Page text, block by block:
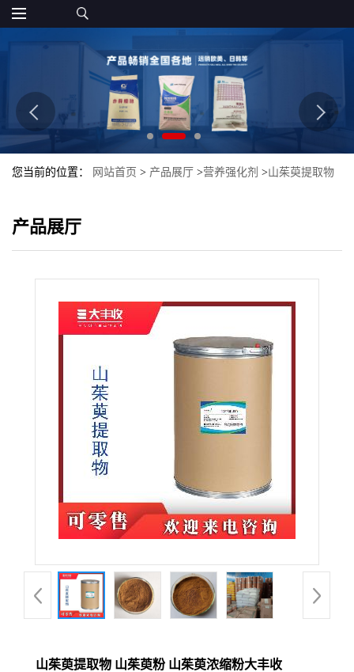
您当前的位置： 网站首页 > 产品展厅 >营养强化剂 >山茱萸提取物
产品展厅
山茱萸提取物 山茱萸粉 山茱萸浓缩粉大丰收